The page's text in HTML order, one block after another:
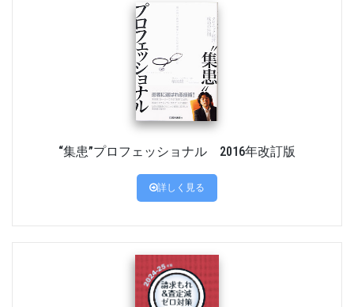
“集患”プロフェッショナル 2016年改訂版
詳しく見る